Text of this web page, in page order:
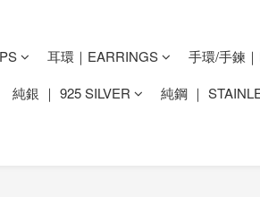
耳環｜EARRINGS 手環/手鍊
純銀 ｜ 925 SILVER
純鋼 ｜